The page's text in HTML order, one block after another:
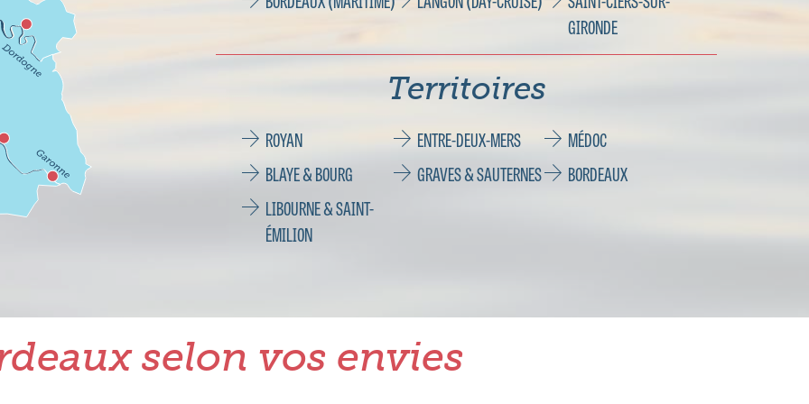
GIRONDE
Territoires
ROYAN ENTRE-DEUX-MERS
MÉDOC
BLAYE & BOURG
GRAVES & SAUTERNES
BORDEAUX
LIBOURNE & SAINT-
ÉMILION
selon vos envies